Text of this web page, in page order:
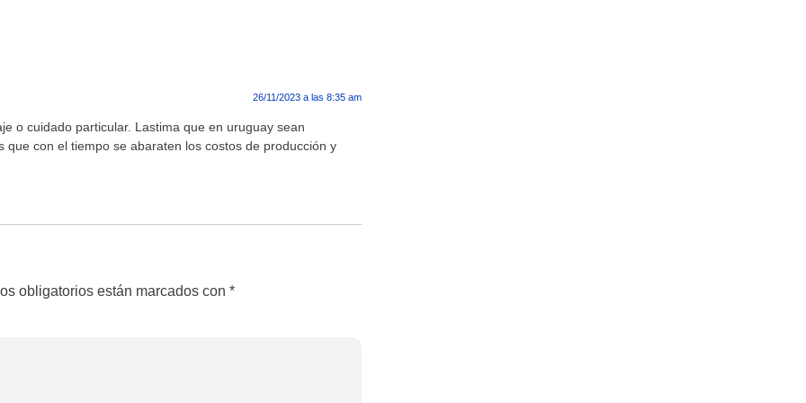
26/11/2023 a las 8:35 am
o cuidado particular. Lastima que en uruguay sean
con el tiempo se abaraten los costos de producción y
obligatorios están marcados con *